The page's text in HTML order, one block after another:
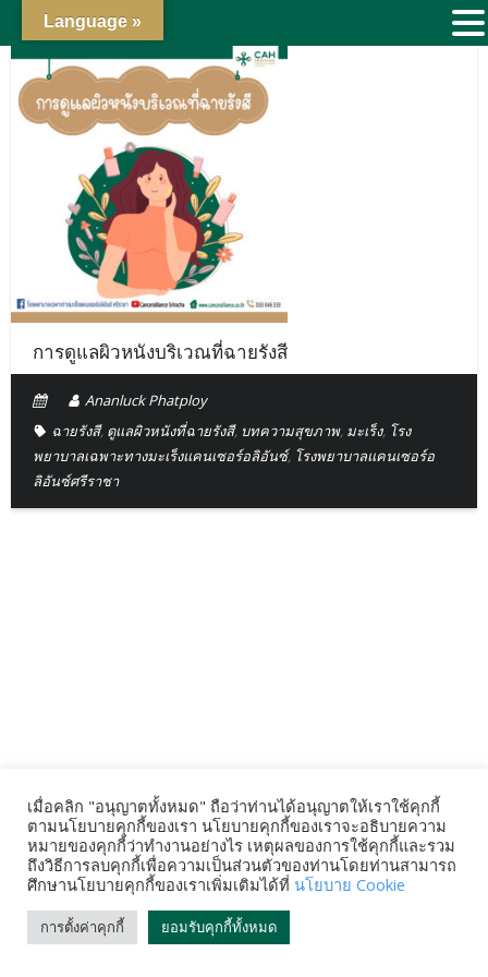
การดูแลผิวหนังบริเวณที่ฉายรังสี
Ananluck Phatploy
ฉายรังสี, ดูแลผิวหนังที่ฉายรังสี, บทความสุขภาพ, มะเร็ง, โรง
พยาบาลเฉพาะทางมะเร็งแคนเซอร์อลิอันซ์, โรงพยาบาลแคนเซอร์อ
ลิอันซ์ศรีราชา
เมื่อคลิก "อนุญาตทั้งหมด" ถือว่าท่านได้อนุญาตให้เราใช้คุกกี้
ตามนโยบายคุกกี้ของเรา นโยบายคุกกี้ของเราจะอธิบายความ
หมายของคุกกี้ว่าทำงานอย่างไร เหตุผลของการใช้คุกกี้และรวม
ถึงวิธีการลบคุกกี้เพื่อความเป็นส่วนตัวของท่านโดยท่านสามารถ
ศึกษานโยบายคุกกี้ของเราเพิ่มเติมได้ที่ นโยบาย Cookie
การตั้งค่าคุกกี้ ยอมรับคุกกี้ทั้งหมด
Language »